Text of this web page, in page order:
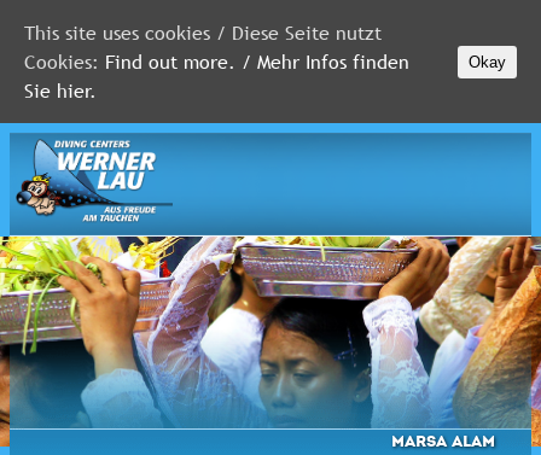
MALEDIVEN
ROTES
MEER
FLORIDA
Newsletter
Marsa Alam
This site uses cookies / Diese Seite nutzt
Cookies: Find out more. / Mehr Infos finden
Sie hier.
Okay